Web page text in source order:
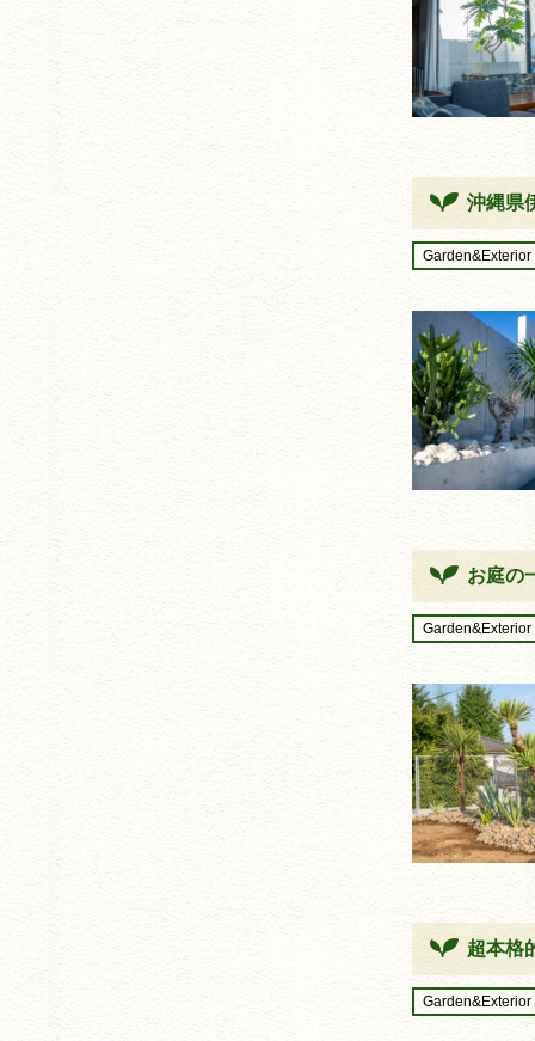
沖縄県
Garden&Exterior
お庭の
Garden&Exterior
超本格
Garden&Exterior